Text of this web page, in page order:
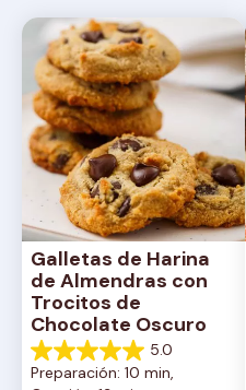
Galletas de Harina
de Almendras con
Trocitos de
Chocolate Oscuro
5.0
5.0
de
Preparación: 10 min,